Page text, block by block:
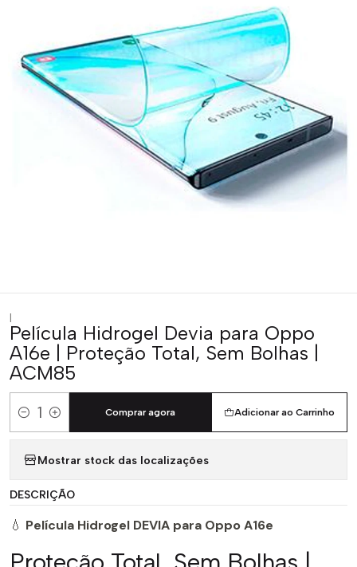
|
Película Hidrogel Devia para Oppo
A16e | Proteção Total, Sem Bolhas |
ACM85
Quantidade
Adicionar ao Carrinho
Comprar agora
Mostrar stock das localizações
DESCRIÇÃO
💧 Película Hidrogel DEVIA para Oppo A16e